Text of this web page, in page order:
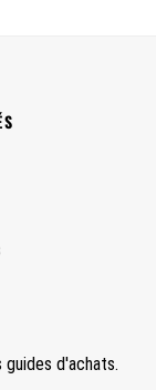
guides d'achats.